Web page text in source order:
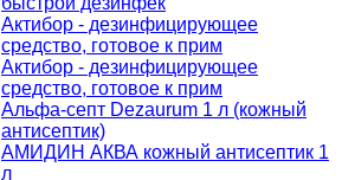
Актибор - дезинфицирующее
средство, готовое к прим
Актибор - дезинфицирующее
средство, готовое к прим
Альфа-септ Dezaurum 1 л (кожный
антисептик)
АМИДИН АКВА кожный антисептик 1
л